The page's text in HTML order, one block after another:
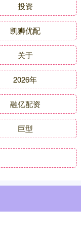
投资
凯狮优配
关于
2026年
融亿配资
巨型